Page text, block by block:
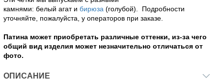
камнями: белый агат и бирюза (голубой). Подробности
уточняйте, пожалуйста, у операторов при заказе.
Патина может приобретать различные оттенки, из-за чего
общий вид изделия может незначительно отличаться от
фото.
ОПИСАНИЕ